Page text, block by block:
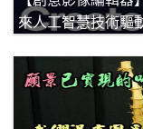
來人工智慧技術驅